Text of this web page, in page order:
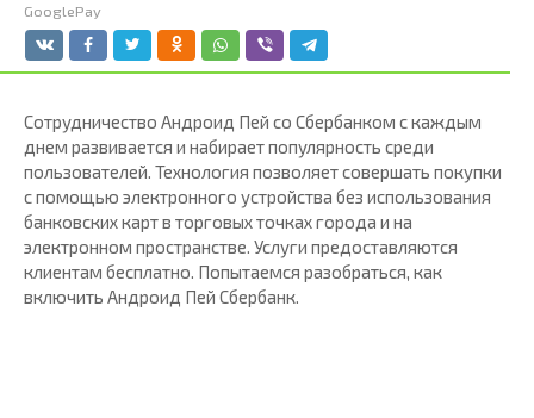
GooglePay
Сотрудничество Андроид Пей со Сбербанком с каждым
днем развивается и набирает популярность среди
пользователей. Технология позволяет совершать покупки
с помощью электронного устройства без использования
банковских карт в торговых точках города и на
электронном пространстве. Услуги предоставляются
клиентам бесплатно. Попытаемся разобраться, как
включить Андроид Пей Сбербанк.